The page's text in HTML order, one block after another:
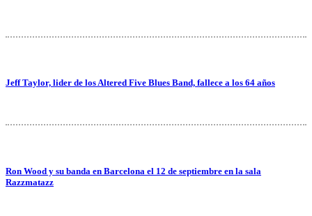
Jeff Taylor, lider de los Altered Five Blues Band, fallece a los 64 años
Ron Wood y su banda en Barcelona el 12 de septiembre en la sala
Razzmatazz